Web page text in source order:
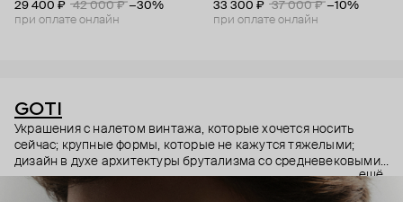
29 400 ₽
42 000 ₽ −30%
при оплате онлайн
33 300 ₽
37 000 ₽ −10%
при оплате онлайн
GOTI
Украшения с налетом винтажа, которые хочется носить
сейчас; крупные формы, которые не кажутся тяжелыми;
дизайн в духе архитектуры брутализма со средневековыми
символами – эстетика итальянского бренда GOTI строится
на красивых парадоксах. Парадоксах, которые не
ещё